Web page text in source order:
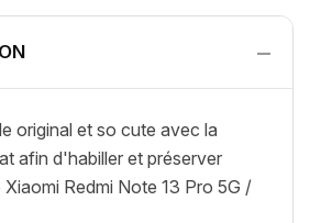
−
original et so cute avec la
afin d'habiller et préserver
Redmi Note 13 Pro 5G /